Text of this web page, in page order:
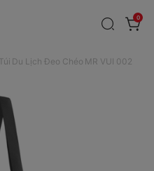
0
Túi Du Lịch Đeo Chéo MR VUI 002